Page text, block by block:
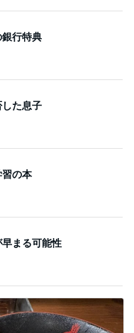
行特典
た息子
の本
まる可能性